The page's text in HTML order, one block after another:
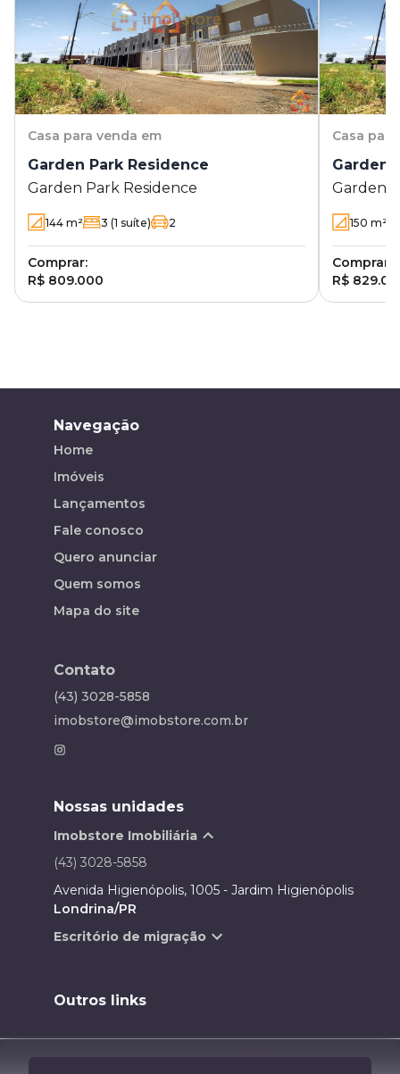
Casa para venda em
Garden Park Residence
Garden Park Residence
144 m² 3 (1 suíte) 2
Comprar:
R$ 809.000
Casa
Garden
Garden
150 m²
Comprar:
R$
Navegação
Home
Imóveis
Lançamentos
Fale conosco
Quero anunciar
Quem somos
Mapa do site
Contato
(43) 3028-5858
imobstore@imobstore.com.br
Nossas unidades
Imobstore Imobiliária
(43) 3028-5858
Avenida Higienópolis, 1005 - Jardim Higienópolis
Londrina/PR
Escritório de migração
Outros links